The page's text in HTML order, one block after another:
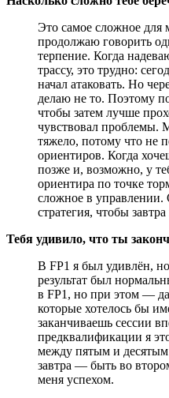
Это самое сложное
продолжаю говорить
терпение. Когда
трассу, это трудно:
начал атаковать. Но
делаю не то. Поэтому
чтобы затем лучше
чувствовал проблемы.
тяжело, потому что не
ориентиров. Когда
позже и, возможно, у
ориентира по точке
сложное в управлении.
стратегия, чтобы
Тебя удивило, что ты
В FP1 я был удивлён,
результат был
в FP1, но при этом —
которые хотелось бы
заканчиваешь сессии
предквалификации я
между пятым и
завтра — быть во
меня успехом.